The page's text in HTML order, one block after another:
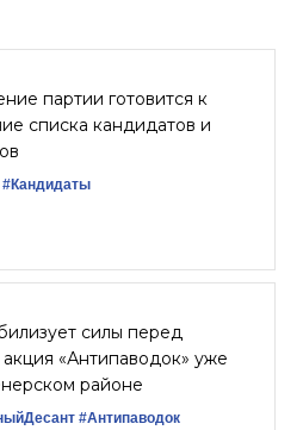
партии готовится к
списка кандидатов и
#Кандидаты
силы перед
«Антипаводок» уже
районе
#Антипаводок